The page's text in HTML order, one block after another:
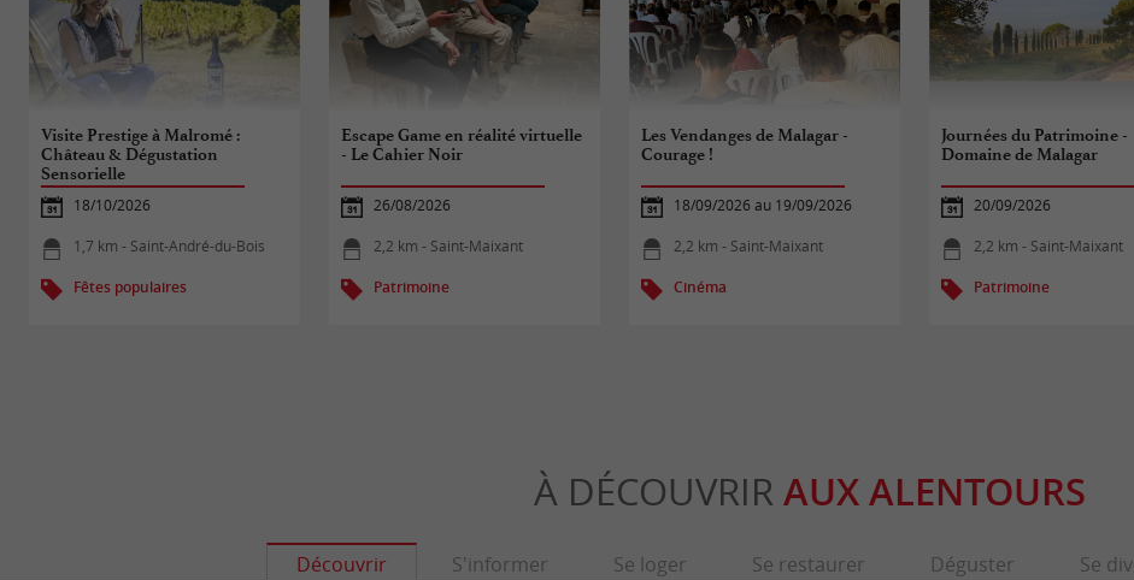
Visite Prestige à Malromé :
Château & Dégustation
Sensorielle
18/10/2026
1,7 km - Saint-André-du-Bois
Fêtes populaires
Escape Game en réalité virtuelle
- Le Cahier Noir
26/08/2026
2,2 km - Saint-Maixant
Patrimoine
Les Vendanges de Malagar -
Courage !
18/09/2026 au 19/09/2026
2,2 km - Saint-Maixant
Cinéma
Journées du Patrimoine -
Domaine de Malagar
20/09/2026
2,2 km - Saint-Maixant
Patrimoine
À DÉCOUVRIR AUX ALENTOURS
Découvrir S'informer Se loger Se restaurer Déguster Se